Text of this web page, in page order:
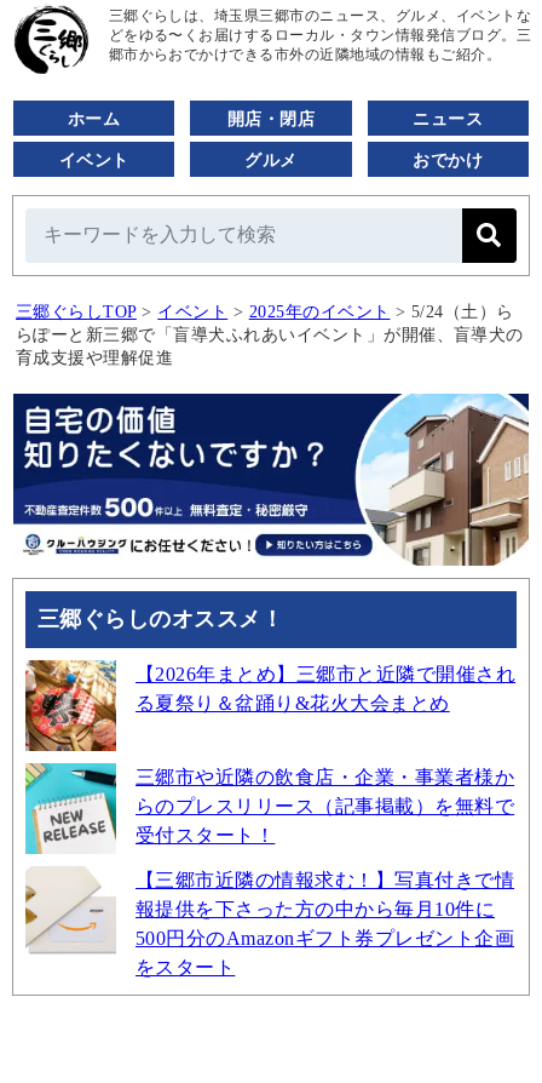
三郷ぐらしは、埼玉県三郷市のニュース、グルメ、イベントな
どをゆる〜くお届けするローカル・タウン情報発信ブログ。三
郷市からおでかけできる市外の近隣地域の情報もご紹介。
ホーム 開店・閉店 ニュース
イベント グルメ おでかけ
三郷ぐらしTOP > イベント > 2025年のイベント > 5/24（土）ら
らぽーと新三郷で「盲導犬ふれあいイベント」が開催、盲導犬の
育成支援や理解促進
三郷ぐらしのオススメ！
【2026年まとめ】三郷市と近隣で開催され
る夏祭り＆盆踊り&花火大会まとめ
三郷市や近隣の飲食店・企業・事業者様か
らのプレスリリース（記事掲載）を無料で
受付スタート！
【三郷市近隣の情報求む！】写真付きで情
報提供を下さった方の中から毎月10件に
500円分のAmazonギフト券プレゼント企画
をスタート